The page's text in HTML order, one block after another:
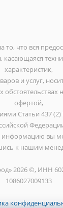
что вся
касающаяся
характеристик,
и услуг,
обстоятельствах
офертой,
Статьи 437 (2)
вы
к нашим
2026 ©, ИНН
1086027009133